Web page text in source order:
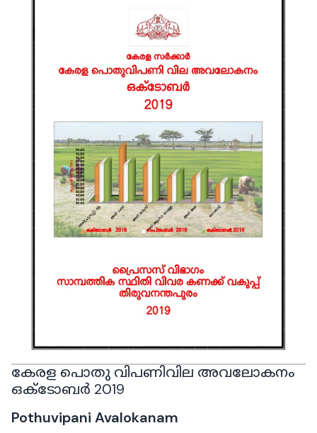
കേരള പൊതു വിപണിവില അവലോകനം
ഒക്ടോബര്‍ 2019
Pothuvipani Avalokanam